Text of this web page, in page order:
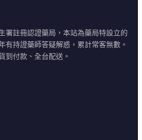
署註冊認證藥局，本站為藥局特設立的
有持證藥師答疑解惑，累計常客無數。
到付款、全台配送。